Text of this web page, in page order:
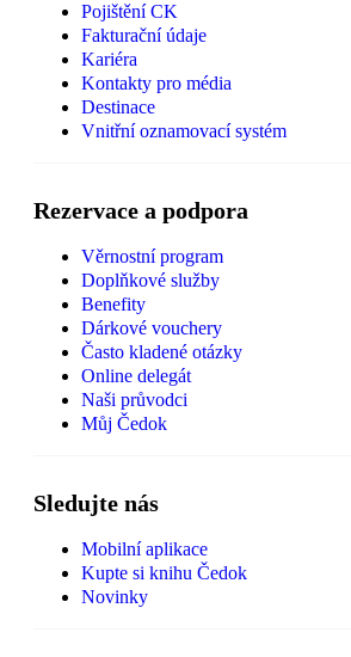
Pojištění CK
Fakturační údaje
Kariéra
Kontakty pro média
Destinace
Vnitřní oznamovací systém
Rezervace a podpora
Věrnostní program
Doplňkové služby
Benefity
Dárkové vouchery
Často kladené otázky
Online delegát
Naši průvodci
Můj Čedok
Sledujte nás
Mobilní aplikace
Kupte si knihu Čedok
Novinky